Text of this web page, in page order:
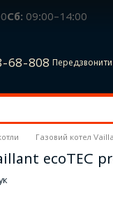
Сб: 09:00–14:00
68-808
Газовий котел
ecoTEC